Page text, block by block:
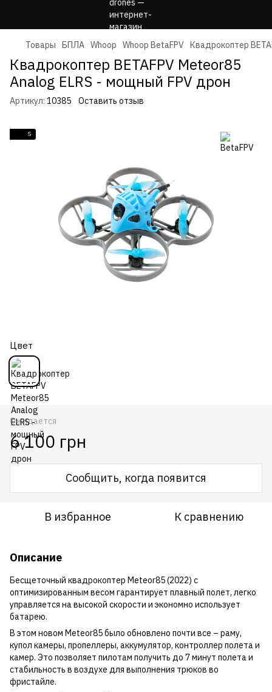
Товары БПЛА Whoop Whoop BetaFPV Квадрокоптер
Квадрокоптер BETAFPV Meteor85
Analog ELRS - мощный FPV дрон
Артикул: 10385 Оставить отзыв
5
Цвет
Ожидается
6 100 грн
Сообщить, когда появится
В избранное К сравнению
Описание
Бесщеточный квадрокоптер Meteor85 (2022) с
оптимизированным весом гарантирует плавный полет, легко
управляется на высокой скорости и экономно использует
батарею.
В этом новом Meteor85 было обновлено почти все – раму,
купол камеры, пропеллеры, аккумулятор, контроллер полета и
камер. Это позволяет пилотам получить до 7 минут полета и
стабильность в воздухе для выполнения трюков во
фристайле.